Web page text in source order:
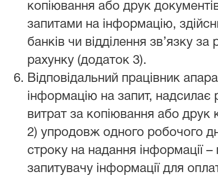
копіювання або друк
запитами на інформацію,
банків чи відділення зв’язку
рахунку (додаток 3).
Відповідальний працівник
інформацію на запит, надсилає
витрат за копіювання або друк
2) упродовж одного робочого
строку на надання інформації
запитувачу інформації для